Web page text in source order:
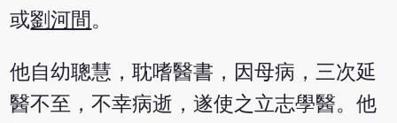
或劉河間 。
他自幼聰慧，耽嗜醫書，因母病，三次延
醫不至，不幸病逝，遂使之立志學醫。他